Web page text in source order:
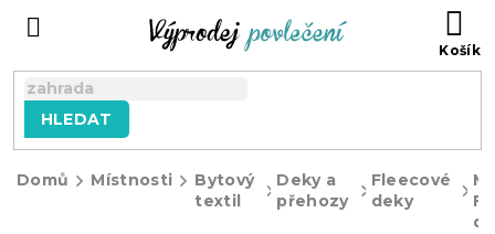
HLEDAT
Domů Místnosti
Bytový
textil
Deky a
přehozy
Fleecové
deky